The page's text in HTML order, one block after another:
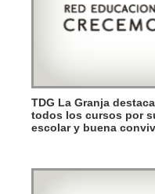
TDG La Granja
todos los cursos por
escolar y buena